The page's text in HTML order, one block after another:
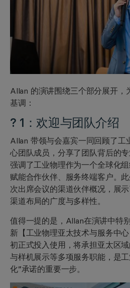
Allan 的演讲围绕三个部分展开，
基调：
? 1：欢迎与团队介绍
Allan 带领与会嘉宾一同回顾了工
心团队成员，分享了团队背后的
强调了工业物理作为一个全球化
赋能合作伙伴、服务终端客户。
次出席会议的渠道伙伴概况，展
渠道布局的广度与多样性。
值得一提的是，Allan在演讲中特
新【工业物理亚太技术与服务中
初正式投入使用，将承担亚太区
与样机展示等多项服务职能，是
化”承诺的重要一步。